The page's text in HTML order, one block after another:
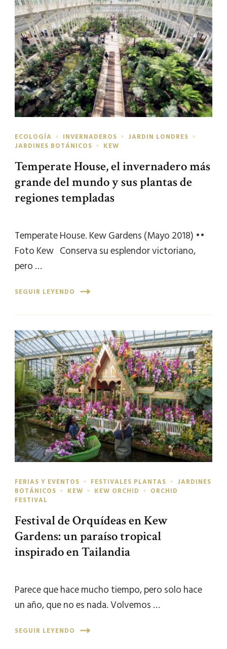
ECOLOGÍA INVERNADEROS
JARDIN LONDRES
JARDINES BOTÁNICOS
KEW
Temperate House, el invernadero más
grande del mundo y sus plantas de
regiones templadas
Temperate House. Kew Gardens (Mayo 2018) ••
Foto Kew Conserva su esplendor victoriano,
pero …
SEGUIR LEYENDO
FERIAS Y EVENTOS FESTIVALES PLANTAS
JARDINES
BOTÁNICOS
KEW KEW ORCHID
ORCHID
FESTIVAL
Festival de Orquídeas en Kew
Gardens: un paraíso tropical
inspirado en Tailandia
Parece que hace mucho tiempo, pero solo hace
un año, que no es nada. Volvemos …
SEGUIR LEYENDO